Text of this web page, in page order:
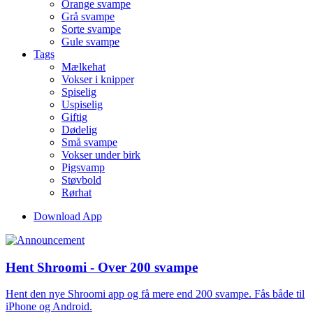
Orange svampe
Grå svampe
Sorte svampe
Gule svampe
Tags
Mælkehat
Vokser i knipper
Spiselig
Uspiselig
Giftig
Dødelig
Små svampe
Vokser under birk
Pigsvamp
Støvbold
Rørhat
Download App
Hent Shroomi - Over 200 svampe
Hent den nye Shroomi app og få mere end 200 svampe. Fås både til
iPhone og Android.